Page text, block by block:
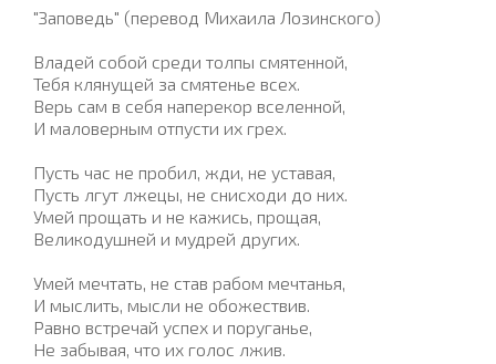
"Заповедь" (перевод Михаила Лозинского)
Владей собой среди толпы смятенной,
Тебя клянущей за смятенье всех.
Верь сам в себя наперекор вселенной,
И маловерным отпусти их грех.
Пусть час не пробил, жди, не уставая,
Пусть лгут лжецы, не снисходи до них.
Умей прощать и не кажись, прощая,
Великодушней и мудрей других.
Умей мечтать, не став рабом мечтанья,
И мыслить, мысли не обожествив.
Равно встречай успех и поруганье,
He забывая, что их голос лжив.